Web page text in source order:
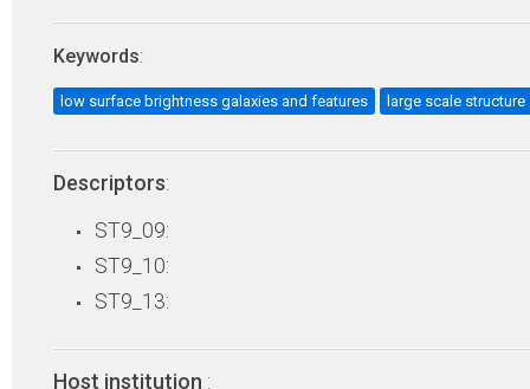
Keywords:
low surface brightness galaxies and features large scale structure
Descriptors:
ST9_09:
ST9_10:
ST9_13:
Host institution :